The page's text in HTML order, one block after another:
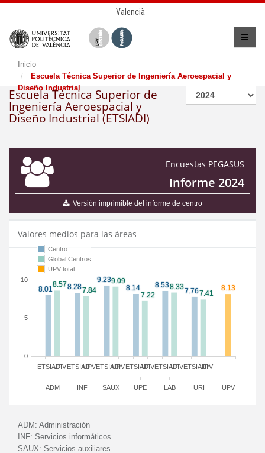
Valencià
Inicio
Escuela Técnica Superior de Ingeniería Aeroespacial y
Diseño Industrial
Escuela Técnica Superior de
Ingeniería Aeroespacial y
Diseño Industrial (ETSIADI)
Encuestas PEGASUS
Informe 2024
Versión imprimible del informe de centro
Valores medios para las áreas
ETSIADI ETSIADI ETSIADI ETSIADI ETSIADI ETSIADI
UPV UPV UPV UPV UPV UPV
ADM INF SAUX UPE LAB URI UPV
0
5
10
Centro
Global Centros
UPV total
ADM: Administración
INF: Servicios informáticos
SAUX: Servicios auxiliares